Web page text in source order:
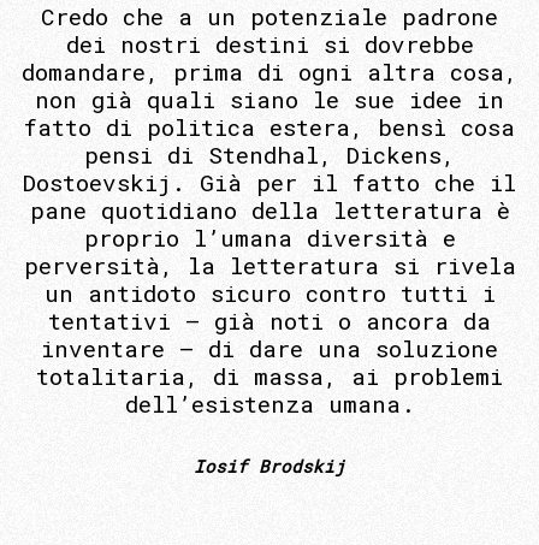
Credo che a un potenziale padrone
dei nostri destini si dovrebbe
domandare, prima di ogni altra cosa,
non già quali siano le sue idee in
fatto di politica estera, bensì cosa
pensi di Stendhal, Dickens,
Dostoevskij. Già per il fatto che il
pane quotidiano della letteratura è
proprio l’umana diversità e
perversità, la letteratura si rivela
un antidoto sicuro contro tutti i
tentativi – già noti o ancora da
inventare – di dare una soluzione
totalitaria, di massa, ai problemi
dell’esistenza umana.
Iosif Brodskij